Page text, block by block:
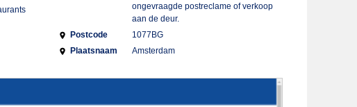
ongevraagde postreclame of verkoop
aan de deur.
Postcode
1077BG
Plaatsnaam
Amsterdam